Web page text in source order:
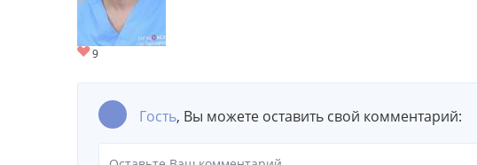
Гость, Вы можете оставить свой комментарий: